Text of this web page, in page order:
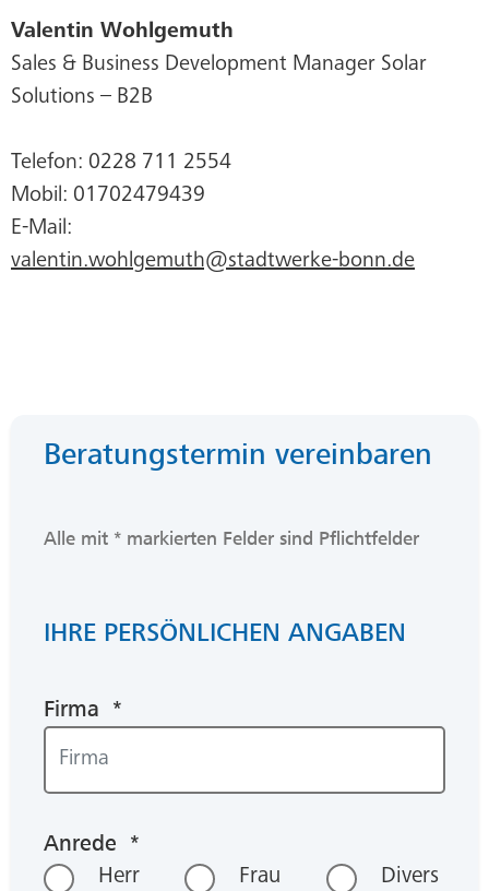
Valentin Wohlgemuth
Sales & Business Development Manager Solar
Solutions – B2B
Telefon: 0228 711 2554
Mobil: 01702479439
E-Mail:
valentin.wohlgemuth@stadtwerke-bonn.de
Beratungstermin vereinbaren
Alle mit * markierten Felder sind Pflichtfelder
IHRE PERSÖNLICHEN ANGABEN
Firma *
Anrede *
Herr Frau Divers